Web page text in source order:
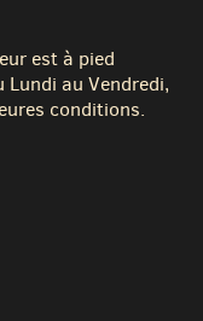
est à pied
au Vendredi,
conditions.